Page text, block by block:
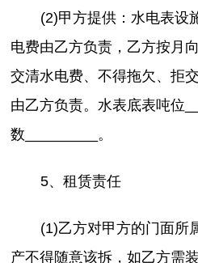
(2)甲方提供：水电表设
电费由乙方负责，乙方按月
交清水电费、不得拖欠、拒
由乙方负责。水表底表吨位
数_________。
5、租赁责任
(1)乙方对甲方的门面所
产不得随意该拆，如乙方需